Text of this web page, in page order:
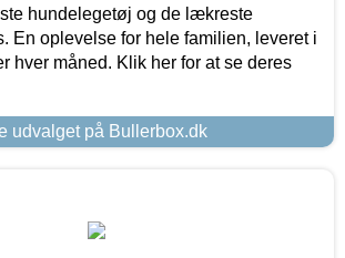
hundelegetøj og de lækreste
En oplevelse for hele familien, leveret i
hver måned. Klik her for at se deres
udvalget på Bullerbox.dk